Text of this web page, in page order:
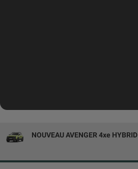
NOUVEAU AVENGER 4xe HYBRID